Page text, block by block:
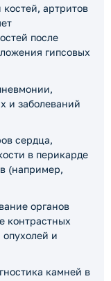
артритов
после
гипсовых
и заболеваний
сердца,
в перикарде
(например,
органов
контрастных
и
камней в